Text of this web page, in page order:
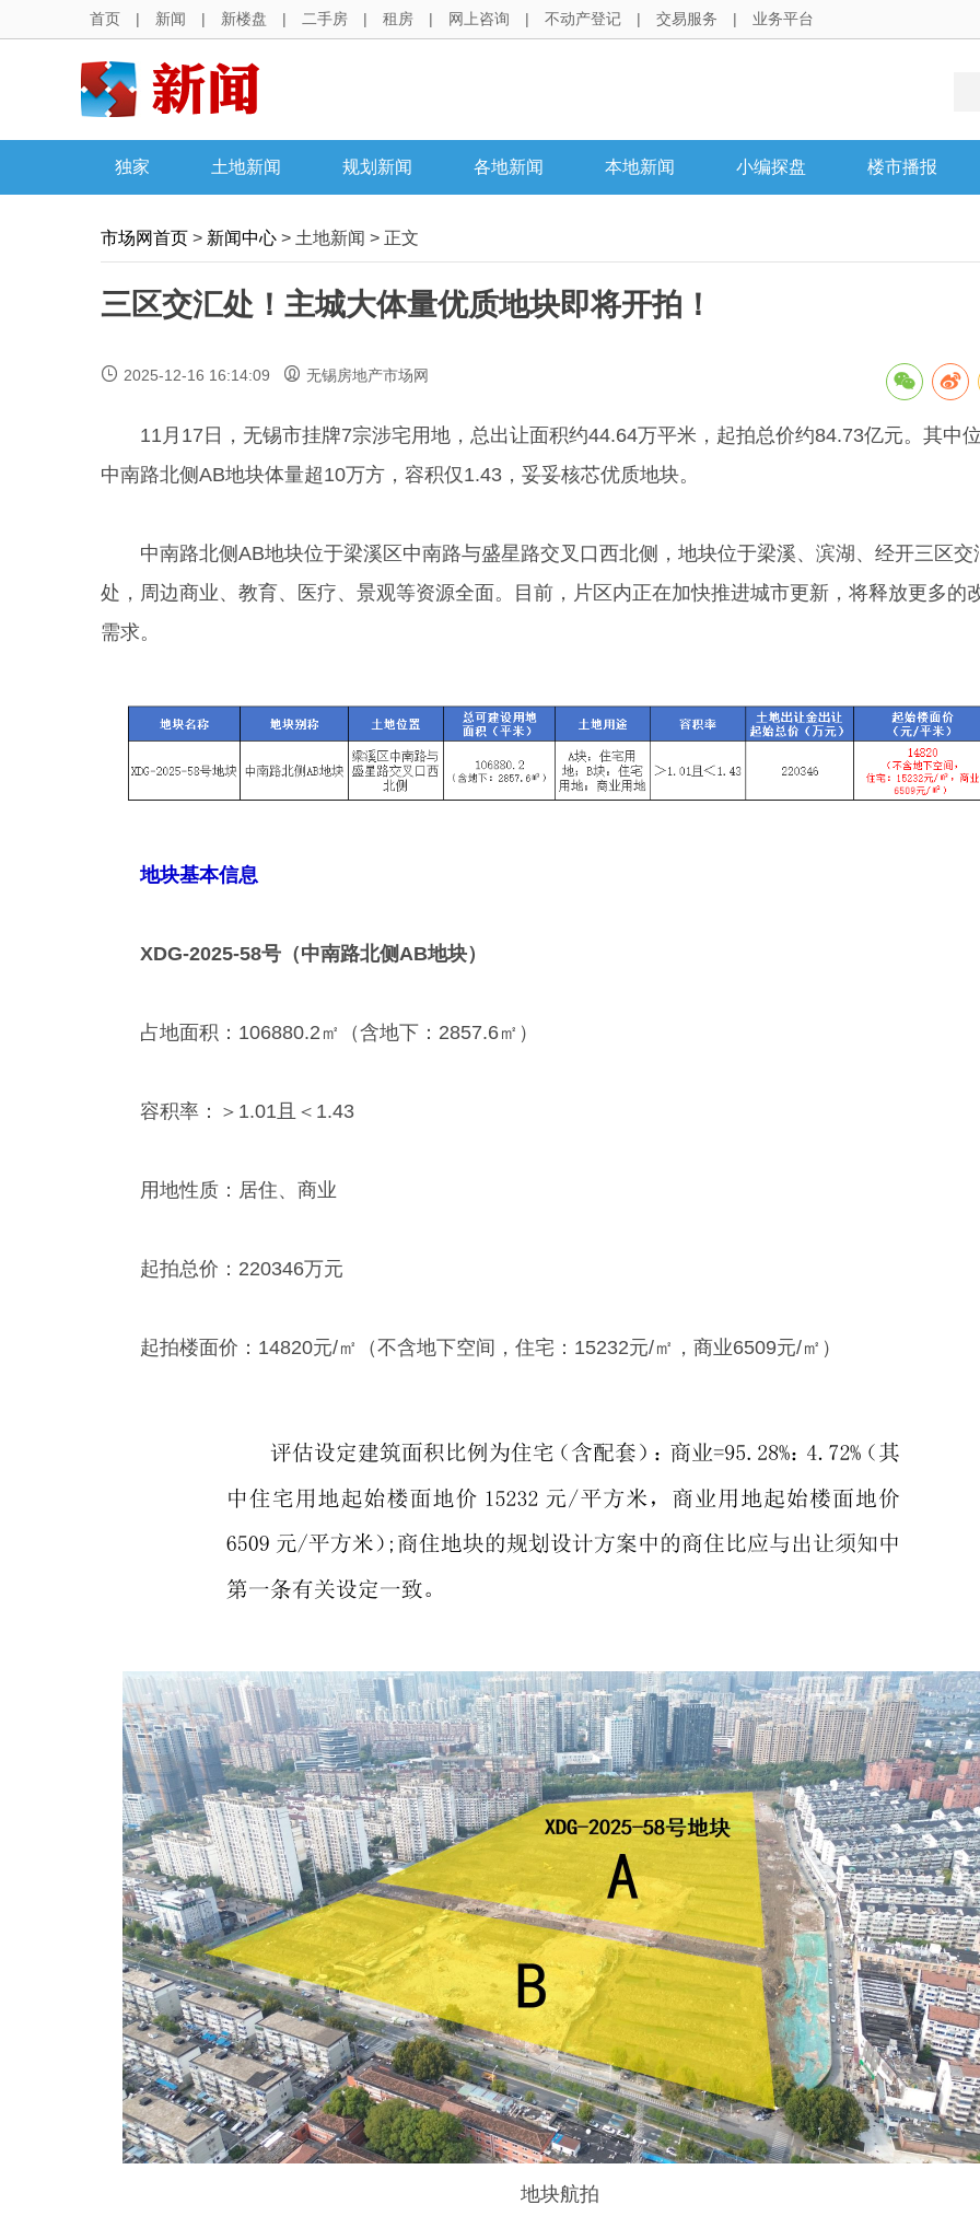
首页 | 新闻 | 新楼盘 | 二手房 | 租房 | 网上咨询 | 不动产登记 | 交易服务 | 业务平台
独家 土地新闻 规划新闻 各地新闻 本地新闻 小编探盘 楼市播报
市场网首页 > 新闻中心 > 土地新闻 > 正文
三区交汇处！主城大体量优质地块即将开拍！
2025-12-16 16:14:09 无锡房地产市场网
11月17日，无锡市挂牌7宗涉宅用地，总出让面积约44.64万平米，起拍总价约84.73亿元。其中
中南路北侧AB地块体量超10万方，容积仅1.43，妥妥核芯优质地块。
中南路北侧AB地块位于梁溪区中南路与盛星路交叉口西北侧，地块位于梁溪、滨湖、经开三区交
处，周边商业、教育、医疗、景观等资源全面。目前，片区内正在加快推进城市更新，将释放更多的
需求。
地块基本信息
XDG-2025-58号（中南路北侧AB地块）
占地面积：106880.2㎡（含地下：2857.6㎡）
容积率：＞1.01且＜1.43
用地性质：居住、商业
起拍总价：220346万元
起拍楼面价：14820元/㎡（不含地下空间，住宅：15232元/㎡，商业6509元/㎡）
地块航拍